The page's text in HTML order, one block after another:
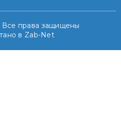
Все права защищены
в Zab-Net